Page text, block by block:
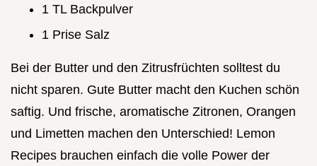
1 TL Backpulver
1 Prise Salz
Bei der Butter und den Zitrusfrüchten solltest du
nicht sparen. Gute Butter macht den Kuchen schön
saftig. Und frische, aromatische Zitronen, Orangen
und Limetten machen den Unterschied! Lemon
Recipes brauchen einfach die volle Power der